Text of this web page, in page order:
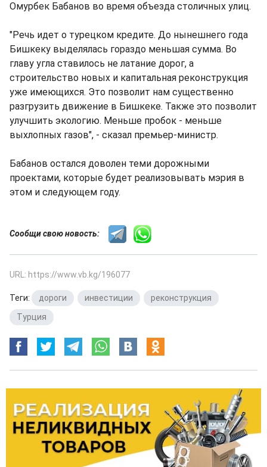
Омурбек Бабанов во время объезда столичных улиц.
"Речь идет о турецком кредите. До нынешнего года
Бишкеку выделялась гораздо меньшая сумма. Во
главу угла ставилось не латание дорог, а
строительство новых и капитальная реконструкция
уже имеющихся. Это позволит нам существенно
разгрузить движение в Бишкеке. Также это позволит
улучшить экологию. Меньше пробок - меньше
выхлопных газов", - сказал премьер-министр.
Бабанов остался доволен теми дорожными
проектами, которые будет реализовывать мэрия в
этом и следующем году.
Сообщи свою новость:
URL: https://www.vb.kg/196077
Теги: дороги инвестиции реконструкция
Турция